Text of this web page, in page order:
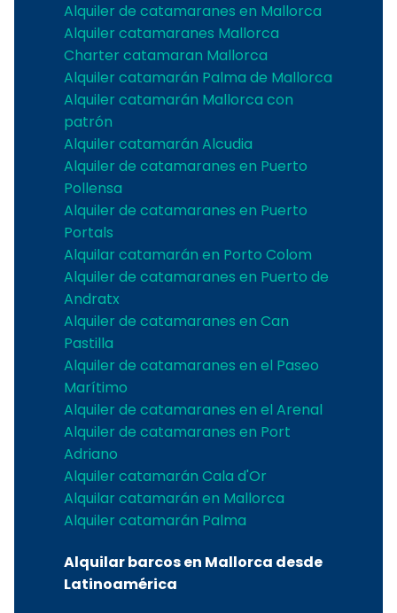
Alquiler de catamaranes en Mallorca
Alquiler catamaranes Mallorca
Charter catamaran Mallorca
Alquiler catamarán Palma de Mallorca
Alquiler catamarán Mallorca con
patrón
Alquiler catamarán Alcudia
Alquiler de catamaranes en Puerto
Pollensa
Alquiler de catamaranes en Puerto
Portals
Alquilar catamarán en Porto Colom
Alquiler de catamaranes en Puerto de
Andratx
Alquiler de catamaranes en Can
Pastilla
Alquiler de catamaranes en el Paseo
Marítimo
Alquiler de catamaranes en el Arenal
Alquiler de catamaranes en Port
Adriano
Alquiler catamarán Cala d'Or
Alquilar catamarán en Mallorca
Alquiler catamarán Palma
Alquilar barcos en Mallorca desde
Latinoamérica